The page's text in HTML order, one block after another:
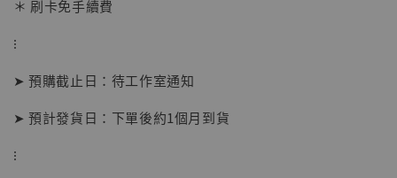
＊ 刷卡免手續費
⁝
➤ 預購截止日：待工作室通知
➤ 預計發貨日：下單後約1個月到貨
⁝